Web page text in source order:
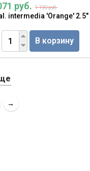
руб. 1 190 руб.
intermedia 'Orange' 2.5"
В корзину
→